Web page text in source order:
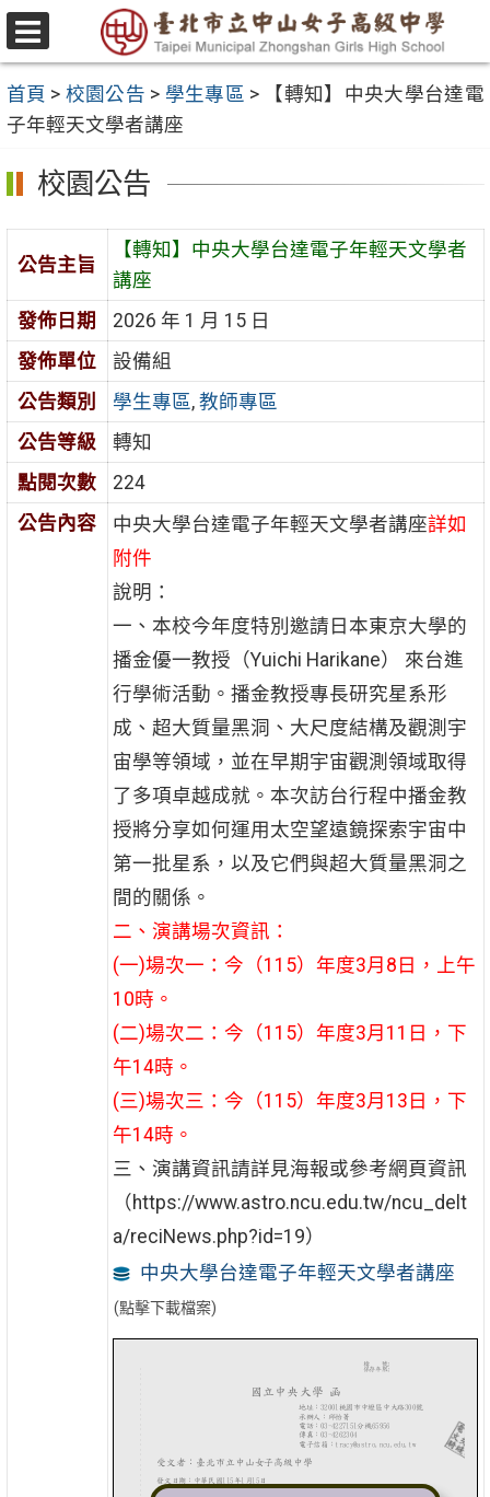
跳
至
要
內
容
區
選
單
首頁 > 校園公告 > 學生專區 >
【轉知】中央大學台達電
子年輕天文學者講座
校園公告
公告主旨
【轉知】中央大學台達電子年輕天文學者
講座
發佈日期
2026 年 1 月 15 日
發佈單位
設備組
公告類別
學生專區, 教師專區
公告等級
轉知
點閱次數
224
公告內容
中央大學台達電子年輕天文學者講座詳如
附件
說明：
一、本校今年度特別邀請日本東京大學的
播金優一教授（Yuichi Harikane） 來台進
行學術活動。播金教授專長研究星系形
成、超大質量黑洞、大尺度結構及觀測宇
宙學等領域，並在早期宇宙觀測領域取得
了多項卓越成就。本次訪台行程中播金教
授將分享如何運用太空望遠鏡探索宇宙中
第一批星系，以及它們與超大質量黑洞之
間的關係。
二、演講場次資訊：
(一)場次一：今（115）年度3月8日，上午
10時。
(二)場次二：今（115）年度3月11日，下
午14時。
(三)場次三：今（115）年度3月13日，下
午14時。
三、演講資訊請詳見海報或參考網頁資訊
（https://www.astro.ncu.edu.tw/ncu_delt
a/reciNews.php?id=19）
中央大學台達電子年輕天文學者講座
(點擊下載檔案)